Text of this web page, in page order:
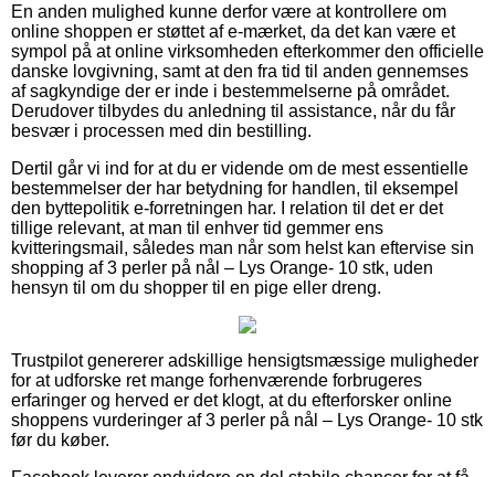
En anden mulighed kunne derfor være at kontrollere om
online shoppen er støttet af e-mærket, da det kan være et
sympol på at online virksomheden efterkommer den officielle
danske lovgivning, samt at den fra tid til anden gennemses
af sagkyndige der er inde i bestemmelserne på området.
Derudover tilbydes du anledning til assistance, når du får
besvær i processen med din bestilling.
Dertil går vi ind for at du er vidende om de mest essentielle
bestemmelser der har betydning for handlen, til eksempel
den byttepolitik e-forretningen har. I relation til det er det
tillige relevant, at man til enhver tid gemmer ens
kvitteringsmail, således man når som helst kan eftervise sin
shopping af 3 perler på nål – Lys Orange- 10 stk, uden
hensyn til om du shopper til en pige eller dreng.
Trustpilot genererer adskillige hensigtsmæssige muligheder
for at udforske ret mange forhenværende forbrugeres
erfaringer og herved er det klogt, at du efterforsker online
shoppens vurderinger af 3 perler på nål – Lys Orange- 10 stk
før du køber.